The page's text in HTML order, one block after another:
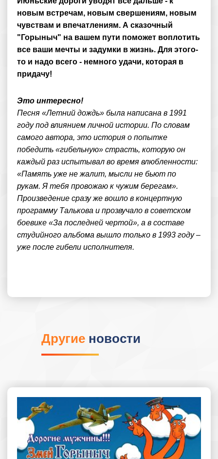
новым встречам, новым свершениям, новым
чувствам и впечатлениям. А сказочный
"Горыныч" на вашем пути поможет воплотить
все ваши мечты и задумки в жизнь. Для этого-
то и надо всего - немного удачи, которая в
придачу!
Это интересно!
Песня «Летний дождь» была написана в 1991
году под влиянием личной истории. По словам
самого автора, это история о попытке
победить «гибельную» страсть, которую он
каждый раз испытывал во время влюбленности:
«Память уже не жалит, мысли не бьют по
рукам. Я тебя провожаю к чужим берегам».
Произведение сразу же вошло в концертную
программу Талькова и прозвучало в советском
боевике «За последней чертой», а в составе
студийного альбома вышло только в 1993 году –
уже после гибели исполнителя.
Другие новости